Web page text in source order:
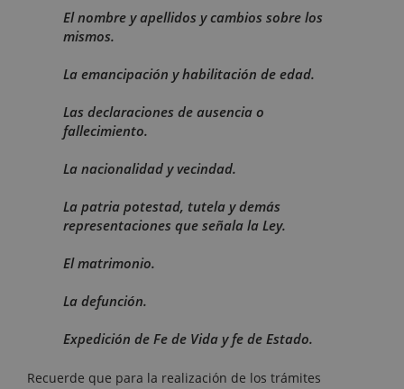
El nombre y apellidos y cambios sobre los
mismos.
La emancipación y habilitación de edad.
Las declaraciones de ausencia o
fallecimiento.
La nacionalidad y vecindad.
La patria potestad, tutela y demás
representaciones que señala la Ley.
El matrimonio.
La defunción.
Expedición de Fe de Vida y fe de Estado.
Recuerde que para la realización de los trámites